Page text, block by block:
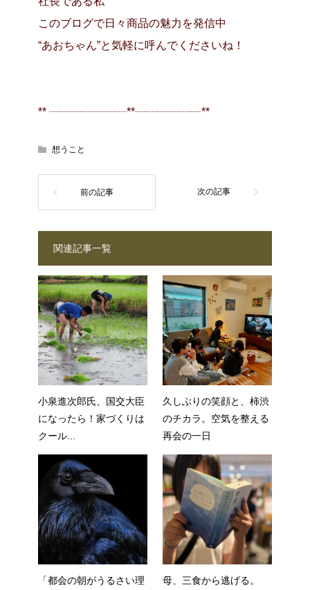
このブログで日々商品の魅力を発信中
“あおちゃん”と気軽に呼んでくださいね！
** ┈┈┈┈┈┈┈**┈┈┈┈┈┈**
想うこと
関連記事一覧
小泉進次郎氏、国交大臣
になったら！家づくりは
クール...
久しぶりの笑顔と、柿渋
のチカラ。空気を整える
再会の一日
「都会の朝がうるさい理
母、三食から逃げる。